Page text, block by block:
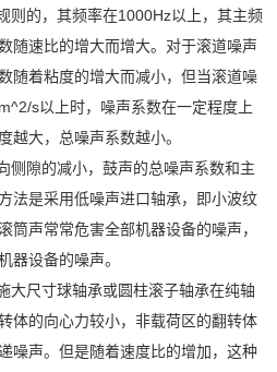
则的，其频率在1000Hz以上，其主频
随速比的增大而增大。对于滚道噪声
随着粘度的增大而减小，但当滚道噪
s以上时，噪声系数在一定程度上
越大，总噪声系数越小。
侧隙的减小，鼓声的总噪声系数和主
法是采用低噪声进口轴承，即小波纹
筒声常常危害全部机器设备的噪声，
器设备的噪声。
大尺寸球轴承或圆柱滚子轴承在纯轴
体的向心力较小，非载荷区的翻转体
噪声。但是随着速度比的增加，这种